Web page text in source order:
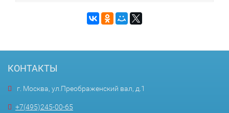
КОНТАКТЫ
г. Москва, ул.Преображенский вал, д.1
+7(495)245-00-65